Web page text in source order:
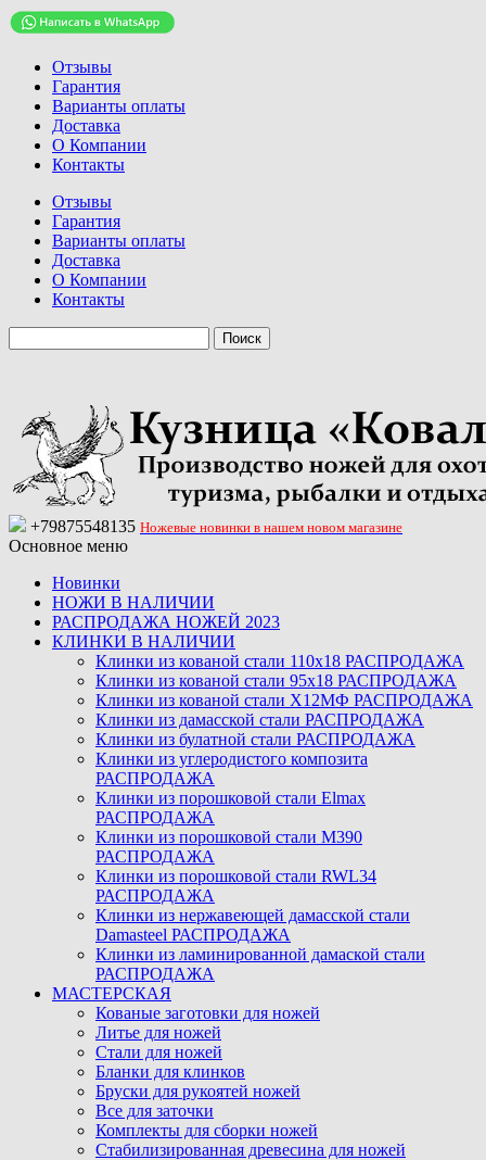
Отзывы
Гарантия
Варианты оплаты
Доставка
О Компании
Контакты
Отзывы
Гарантия
Варианты оплаты
Доставка
О Компании
Контакты
+79875548135 Ножевые новинки в нашем новом магазине
Основное меню
Новинки
НОЖИ В НАЛИЧИИ
РАСПРОДАЖА НОЖЕЙ 2023
КЛИНКИ В НАЛИЧИИ
Клинки из кованой стали 110х18 РАСПРОДАЖА
Клинки из кованой стали 95х18 РАСПРОДАЖА
Клинки из кованой стали Х12МФ РАСПРОДАЖА
Клинки из дамасской стали РАСПРОДАЖА
Клинки из булатной стали РАСПРОДАЖА
Клинки из углеродистого композита
РАСПРОДАЖА
Клинки из порошковой стали Elmax
РАСПРОДАЖА
Клинки из порошковой стали M390
РАСПРОДАЖА
Клинки из порошковой стали RWL34
РАСПРОДАЖА
Клинки из нержавеющей дамасской стали
Damasteel РАСПРОДАЖА
Клинки из ламинированной дамаской стали
РАСПРОДАЖА
МАСТЕРСКАЯ
Кованые заготовки для ножей
Литье для ножей
Стали для ножей
Бланки для клинков
Бруски для рукоятей ножей
Все для заточки
Комплекты для сборки ножей
Стабилизированная древесина для ножей